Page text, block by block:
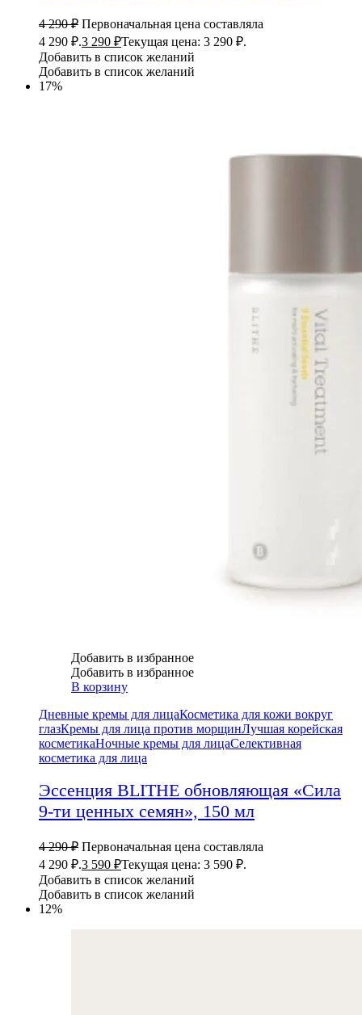
4 290₽ Первоначальная цена составляла
4 290 ₽.3 290 ₽Текущая цена: 3 290 ₽.
Добавить в список желаний
Добавить в список желаний
17%
Добавить в избранное
Добавить в избранное
В корзину
Дневные кремы для лицаКосметика для кожи вокруг
глазКремы для лица против морщинЛучшая корейская
косметикаНочные кремы для лицаСелективная
косметика для лица
Эссенция BLITHE обновляющая «Сила
9-ти ценных семян», 150 мл
4 290₽ Первоначальная цена составляла
4 290 ₽.3 590 ₽Текущая цена: 3 590 ₽.
Добавить в список желаний
Добавить в список желаний
12%